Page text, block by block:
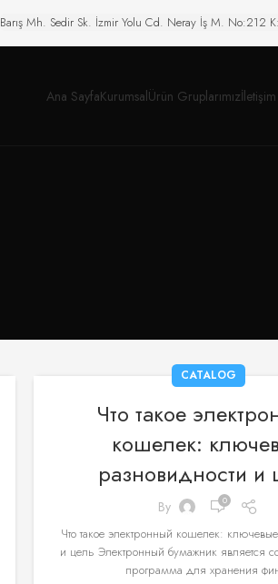
Barış Mh. Sedir Sk. İzmir Yolu Cd. Neray İş M. No:212
Ana SayfaKurumsalÜrün Gruplarımızİletişim
CATALOG
Что такое
кошелек:
разновидности и
By 0
Что такое электронный кошелек:
и цель Электронный бумажник является
программа для хранения